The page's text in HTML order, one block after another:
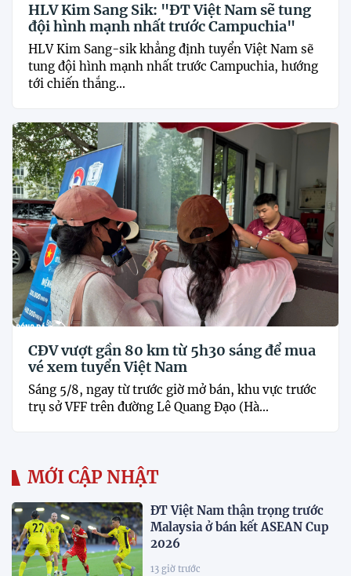
HLV Kim Sang Sik: "ĐT Việt Nam sẽ tung
đội hình mạnh nhất trước Campuchia"
HLV Kim Sang-sik khẳng định tuyển Việt Nam sẽ
tung đội hình mạnh nhất trước Campuchia, hướng
tới chiến thắng...
CĐV vượt gần 80 km từ 5h30 sáng để mua
vé xem tuyển Việt Nam
Sáng 5/8, ngay từ trước giờ mở bán, khu vực trước
trụ sở VFF trên đường Lê Quang Đạo (Hà...
MỚI CẬP NHẬT
ĐT Việt Nam thận trọng trước
Malaysia ở bán kết ASEAN Cup
2026
13 giờ trước